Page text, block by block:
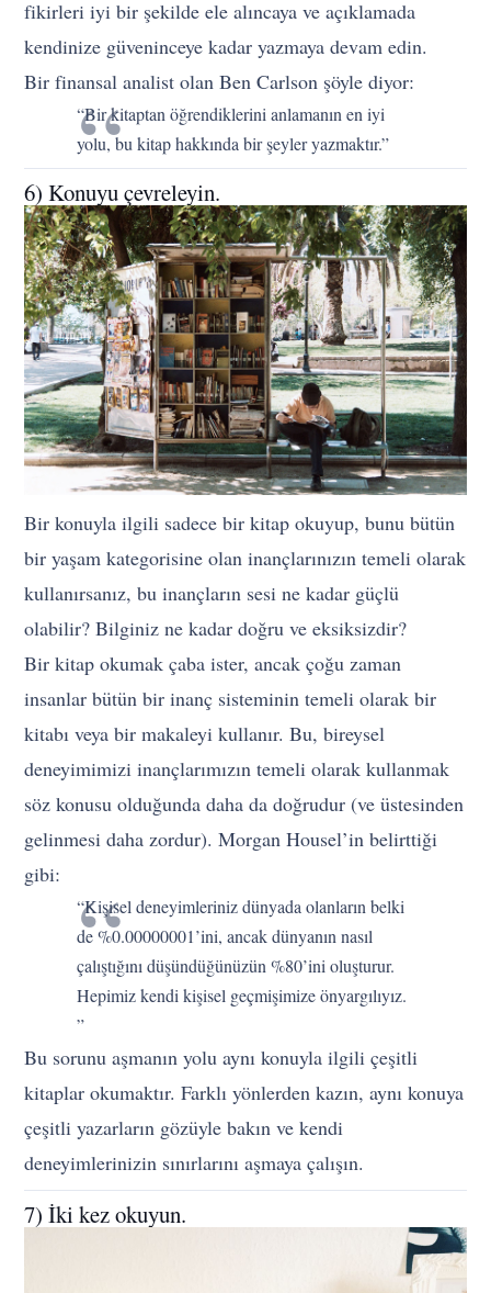
fikirleri iyi bir şekilde ele alıncaya ve açıklamada
kendinize güveninceye kadar yazmaya devam edin.
Bir finansal analist olan Ben Carlson şöyle diyor:
“Bir kitaptan öğrendiklerini anlamanın en iyi
yolu, bu kitap hakkında bir şeyler yazmaktır.”
6) Konuyu çevreleyin.
Bir konuyla ilgili sadece bir kitap okuyup, bunu bütün
bir yaşam kategorisine olan inançlarınızın temeli olarak
kullanırsanız, bu inançların sesi ne kadar güçlü
olabilir? Bilginiz ne kadar doğru ve eksiksizdir?
Bir kitap okumak çaba ister, ancak çoğu zaman
insanlar bütün bir inanç sisteminin temeli olarak bir
kitabı veya bir makaleyi kullanır. Bu, bireysel
deneyimimizi inançlarımızın temeli olarak kullanmak
söz konusu olduğunda daha da doğrudur (ve üstesinden
gelinmesi daha zordur). Morgan Housel’in belirttiği
gibi:
“Kişisel deneyimleriniz dünyada olanların belki
de %0.00000001’ini, ancak dünyanın nasıl
çalıştığını düşündüğünüzün %80’ini oluşturur.
Hepimiz kendi kişisel geçmişimize önyargılıyız.
”
Bu sorunu aşmanın yolu aynı konuyla ilgili çeşitli
kitaplar okumaktır. Farklı yönlerden kazın, aynı konuya
çeşitli yazarların gözüyle bakın ve kendi
deneyimlerinizin sınırlarını aşmaya çalışın.
7) İki kez okuyun.